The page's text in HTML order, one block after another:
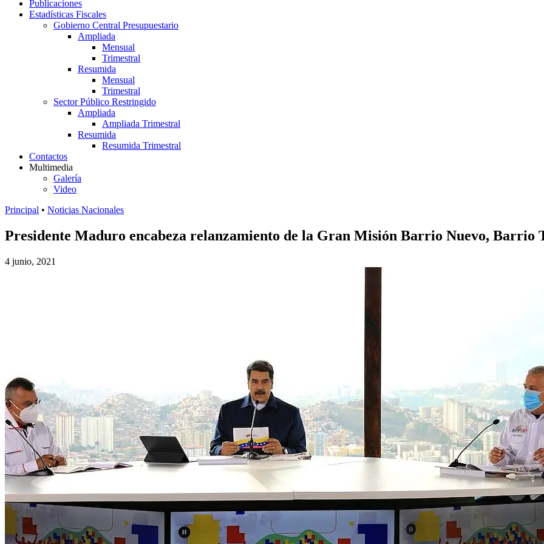
Publicaciones
Estadísticas Fiscales
Gobierno Central Presupuestario
Ampliada
Mensual
Trimestral
Resumida
Mensual
Trimestral
Sector Público Restringido
Ampliada
Ampliada Trimestral
Resumida
Resumida Trimestral
Contactos
Multimedia
Galería
Video
Principal • Noticias Nacionales
Presidente Maduro encabeza relanzamiento de la Gran Misión Barrio Nuevo, Barrio
4 junio, 2021